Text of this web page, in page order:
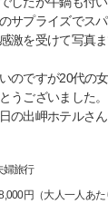
サプライズでス
激を受けて写真
のですが20代の
うございました。
の出岬ホテルさ
婦旅行
円（大人一人あた